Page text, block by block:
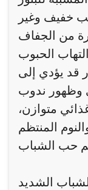
خفيف وغير
من الجفاف
قد يؤدي إلى
متوازن،
المنتظم
الشديد